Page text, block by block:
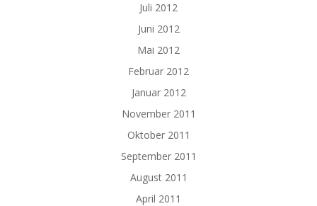
Juli 2012
Juni 2012
Mai 2012
Februar 2012
Januar 2012
November 2011
Oktober 2011
September 2011
August 2011
April 2011